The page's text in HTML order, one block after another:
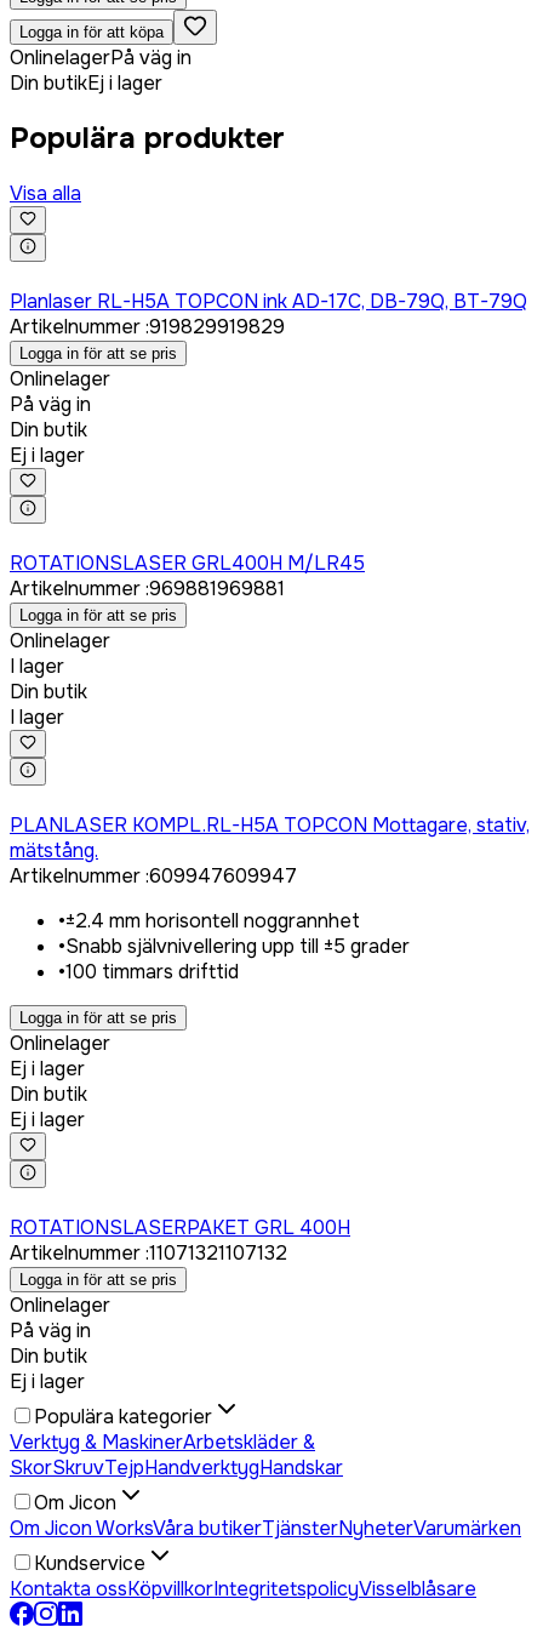
Logga in för att köpa
OnlinelagerPå väg in
Din butikEj i lager
Populära produkter
Visa alla
Planlaser RL-H5A TOPCON ink AD-17C, DB-79Q, BT-79Q
Artikelnummer:919829919829
Logga in för att se pris
Onlinelager
På väg in
Din butik
Ej i lager
ROTATIONSLASER GRL400H M/LR45
Artikelnummer:969881969881
Logga in för att se pris
Onlinelager
I lager
Din butik
I lager
PLANLASER KOMPL.RL-H5A TOPCON Mottagare, stativ,
mätstång.
Artikelnummer:609947609947
•±2.4 mm horisontell noggrannhet
•Snabb självnivellering upp till ±5 grader
•100 timmars drifttid
Logga in för att se pris
Onlinelager
Ej i lager
Din butik
Ej i lager
ROTATIONSLASERPAKET GRL 400H
Artikelnummer:11071321107132
Logga in för att se pris
Onlinelager
På väg in
Din butik
Ej i lager
Populära kategorier
Verktyg & MaskinerArbetskläder &
SkorSkruvTejpHandverktygHandskar
Om Jicon
Om Jicon WorksVåra butikerTjänsterNyheterVarumärken
Kundservice
Kontakta ossKöpvillkorIntegritetspolicyVisselblåsare